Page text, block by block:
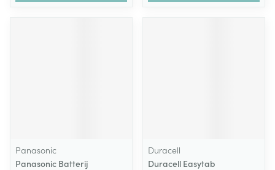
Panasonic
Panasonic Batterij
Duracell
Duracell Easytab